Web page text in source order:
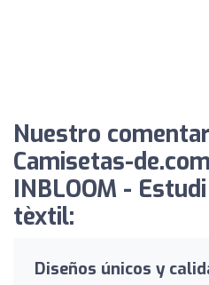
Nuestro
Camisetas-
INBLOOM -
tèxtil:
Diseños únicos y